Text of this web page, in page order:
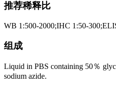
推荐稀释比
WB 1:500-2000;IHC 1:50-
组成
Liquid in PBS containing 50％
sodium azide.